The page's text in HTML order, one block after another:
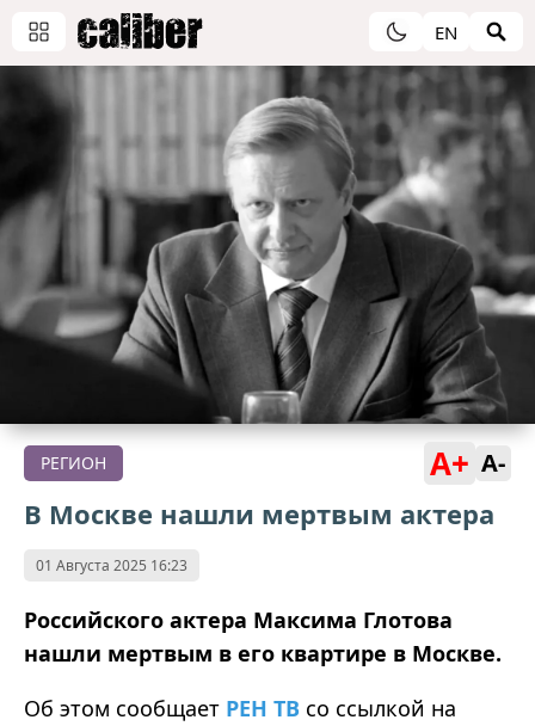
EN
РЕГИОН A+ A-
В Москве нашли мертвым актера
01 Августа 2025 16:23
Российского актера Максима Глотова
нашли мертвым в его квартире в Москве.
Об этом сообщает РЕН ТВ со ссылкой на